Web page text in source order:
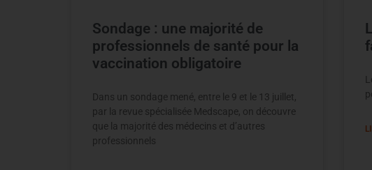
Sondage : une majorité de
professionnels de santé pour la
vaccination obligatoire
Dans un sondage mené, entre le 9 et le 13 juillet,
par la revue spécialisée Medscape, on découvre
que la majorité des médecins et d’autres
professionnels